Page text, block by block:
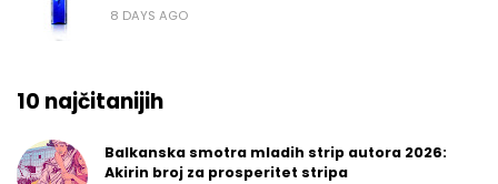
8 DAYS AGO
10 najčitanijih
Balkanska smotra mladih strip autora 2026:
Akirin broj za prosperitet stripa